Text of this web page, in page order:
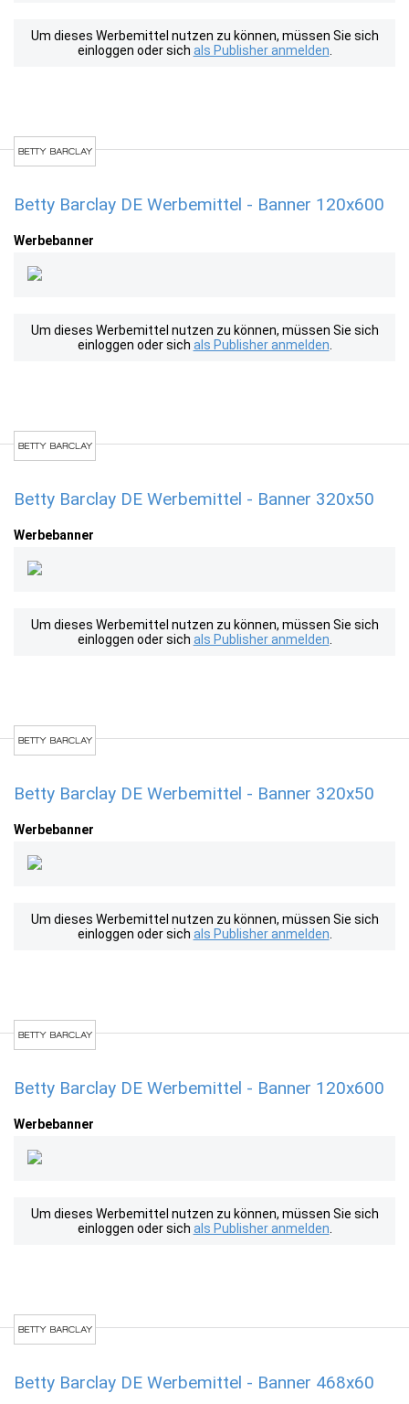
Um dieses Werbemittel nutzen zu können, müssen Sie sich
einloggen oder sich als Publisher anmelden
Betty Barclay DE Werbemittel - Banner 120x600
Werbebanner
Um dieses Werbemittel nutzen zu können, müssen Sie sich
einloggen oder sich als Publisher anmelden
Betty Barclay DE Werbemittel - Banner 320x50
Werbebanner
Um dieses Werbemittel nutzen zu können, müssen Sie sich
einloggen oder sich als Publisher anmelden
Betty Barclay DE Werbemittel - Banner 320x50
Werbebanner
Um dieses Werbemittel nutzen zu können, müssen Sie sich
einloggen oder sich als Publisher anmelden
Betty Barclay DE Werbemittel - Banner 120x600
Werbebanner
Um dieses Werbemittel nutzen zu können, müssen Sie sich
einloggen oder sich als Publisher anmelden
Betty Barclay DE Werbemittel - Banner 468x60